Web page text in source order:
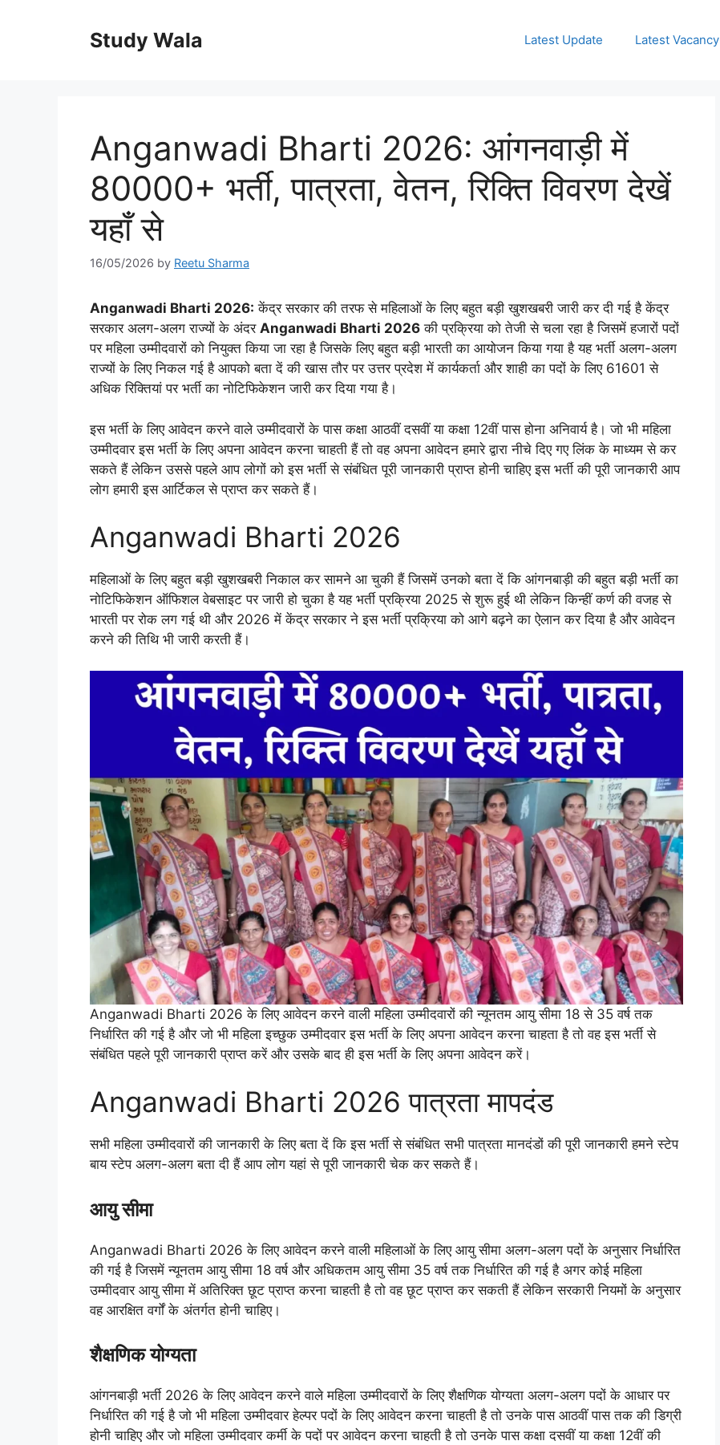
Study Wala Latest Update Latest Vacancy
Anganwadi Bharti 2026: आंगनवाड़ी में
80000+ भर्ती, पात्रता, वेतन, रिक्ति विवरण देखें
यहाँ से
16/05/2026 by Reetu Sharma
Anganwadi Bharti 2026: केंद्र सरकार की तरफ से महिलाओं के लिए बहुत बड़ी खुशखबरी जारी कर दी गई है केंद्र
सरकार अलग-अलग राज्यों के अंदर Anganwadi Bharti 2026 की प्रक्रिया को तेजी से चला रहा है जिसमें हजारों पदों
पर महिला उम्मीदवारों को नियुक्त किया जा रहा है जिसके लिए बहुत बड़ी भारती का आयोजन किया गया है यह भर्ती अलग-अलग
राज्यों के लिए निकल गई है आपको बता दें की खास तौर पर उत्तर प्रदेश में कार्यकर्ता और शाही का पदों के लिए 61601 से
अधिक रिक्तियां पर भर्ती का नोटिफिकेशन जारी कर दिया गया है।
इस भर्ती के लिए आवेदन करने वाले उम्मीदवारों के पास कक्षा आठवीं दसवीं या कक्षा 12वीं पास होना अनिवार्य है। जो भी महिला
उम्मीदवार इस भर्ती के लिए अपना आवेदन करना चाहती हैं तो वह अपना आवेदन हमारे द्वारा नीचे दिए गए लिंक के माध्यम से कर
सकते हैं लेकिन उससे पहले आप लोगों को इस भर्ती से संबंधित पूरी जानकारी प्राप्त होनी चाहिए इस भर्ती की पूरी जानकारी आप
लोग हमारी इस आर्टिकल से प्राप्त कर सकते हैं।
Anganwadi Bharti 2026
महिलाओं के लिए बहुत बड़ी खुशखबरी निकाल कर सामने आ चुकी हैं जिसमें उनको बता दें कि आंगनबाड़ी की बहुत बड़ी भर्ती का
नोटिफिकेशन ऑफिशल वेबसाइट पर जारी हो चुका है यह भर्ती प्रक्रिया 2025 से शुरू हुई थी लेकिन किन्हीं कर्ण की वजह से
भारती पर रोक लग गई थी और 2026 में केंद्र सरकार ने इस भर्ती प्रक्रिया को आगे बढ़ने का ऐलान कर दिया है और आवेदन
करने की तिथि भी जारी करती हैं।
Anganwadi Bharti 2026 के लिए आवेदन करने वाली महिला उम्मीदवारों की न्यूनतम आयु सीमा 18 से 35 वर्ष तक
निर्धारित की गई है और जो भी महिला इच्छुक उम्मीदवार इस भर्ती के लिए अपना आवेदन करना चाहता है तो वह इस भर्ती से
संबंधित पहले पूरी जानकारी प्राप्त करें और उसके बाद ही इस भर्ती के लिए अपना आवेदन करें।
Anganwadi Bharti 2026 पात्रता मापदंड
सभी महिला उम्मीदवारों की जानकारी के लिए बता दें कि इस भर्ती से संबंधित सभी पात्रता मानदंडों की पूरी जानकारी हमने स्टेप
बाय स्टेप अलग-अलग बता दी हैं आप लोग यहां से पूरी जानकारी चेक कर सकते हैं।
आयु सीमा
Anganwadi Bharti 2026 के लिए आवेदन करने वाली महिलाओं के लिए आयु सीमा अलग-अलग पदों के अनुसार निर्धारित
की गई है जिसमें न्यूनतम आयु सीमा 18 वर्ष और अधिकतम आयु सीमा 35 वर्ष तक निर्धारित की गई है अगर कोई महिला
उम्मीदवार आयु सीमा में अतिरिक्त छूट प्राप्त करना चाहती है तो वह छूट प्राप्त कर सकती हैं लेकिन सरकारी नियमों के अनुसार
वह आरक्षित वर्गों के अंतर्गत होनी चाहिए।
शैक्षणिक योग्यता
आंगनबाड़ी भर्ती 2026 के लिए आवेदन करने वाले महिला उम्मीदवारों के लिए शैक्षणिक योग्यता अलग-अलग पदों के आधार पर
निर्धारित की गई है जो भी महिला उम्मीदवार हेल्पर पदों के लिए आवेदन करना चाहती है तो उनके पास आठवीं पास तक की डिग्री
होनी चाहिए और जो महिला उम्मीदवार कर्मी के पदों पर आवेदन करना चाहती है तो उनके पास कक्षा दसवीं या कक्षा 12वीं की